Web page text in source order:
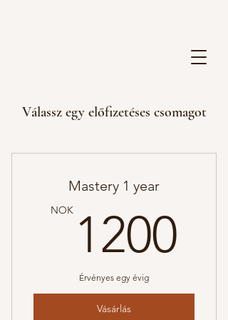
Válassz egy előfizetéses csomagot
Mastery 1 year
NOK 1200
Érvényes egy évig
Vásárlás